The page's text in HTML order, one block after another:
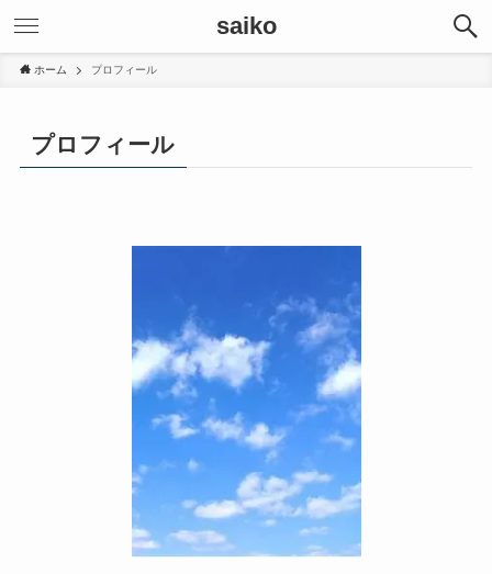
saiko
ホーム プロフィール
プロフィール